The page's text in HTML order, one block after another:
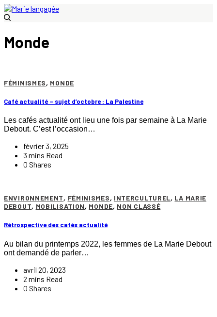
Monde
FÉMINISMES, MONDE
Café actualité – sujet d’octobre : La Palestine
Les cafés actualité ont lieu une fois par semaine à La Marie
Debout. C’est l’occasion…
février 3, 2025
3 mins Read
0 Shares
ENVIRONNEMENT, FÉMINISMES, INTERCULTUREL, LA MARIE
DEBOUT, MOBILISATION, MONDE, NON CLASSÉ
Rétrospective des cafés actualité
Au bilan du printemps 2022, les femmes de La Marie Debout
ont demandé de parler…
avril 20, 2023
2 mins Read
0 Shares